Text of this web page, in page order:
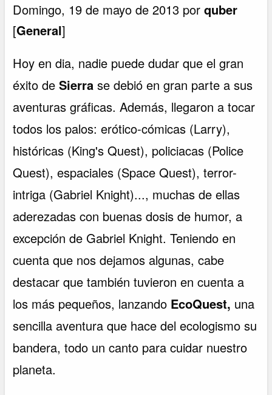
Domingo, 19 de mayo de 2013 porquber
[General]
Hoy en dia, nadie puede dudar que el gran
éxito deSierra se debió en gran parte a sus
aventuras gráficas. Además, llegaron a tocar
todos los palos: erótico-cómicas (Larry),
históricas (King's Quest), policiacas (Police
Quest), espaciales (Space Quest), terror-
intriga (Gabriel Knight)..., muchas de ellas
aderezadas con buenas dosis de humor, a
excepción de Gabriel Knight. Teniendo en
cuenta que nos dejamos algunas, cabe
destacar que también tuvieron en cuenta a
los más pequeños, lanzando EcoQuest, una
sencilla aventura que hace del ecologismo su
bandera, todo un canto para cuidar nuestro
planeta.